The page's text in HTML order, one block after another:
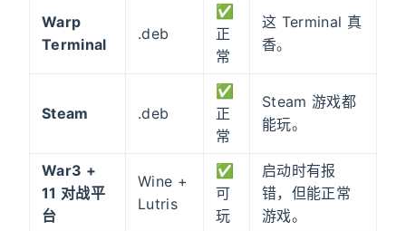
Warp
Terminal
.deb
✅
正
常
这 Terminal 真
香。
Steam .deb
✅
正
常
Steam 游戏都
能玩。
War3 +
11 对战平
台
Wine +
Lutris
✅
可
玩
启动时有报
错，但能正常
游戏。